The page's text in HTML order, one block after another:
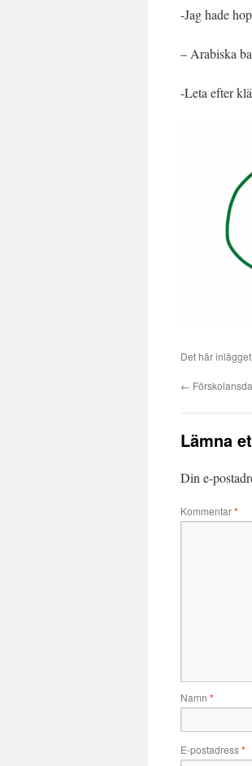
-Jag hade
– Arabiska
-Leta efter
Det här
←
Lämna
Din e-
Kommentar*
Namn *
E-postadress*